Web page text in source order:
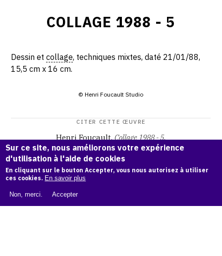
COLLAGE 1988 - 5
Dessin etcollage, techniques mixtes, daté 21/01/88,
15,5 cm x 16 cm.
© Henri Foucault Studio
CITER CETTE ŒUVRE
Henri Foucault, Collage 1988 - 5.
Catalogue raisonné Henri Foucault, OAM.ark:38997/o16t
8g
COPIER LA CITATION
Sur ce site, nous améliorons votre expérience
d'utilisation à l'aide de cookies
En cliquant sur le bouton Accepter, vous nous autorisez à utiliser
ces cookies. En savoir plus
Non, merci. Accepter